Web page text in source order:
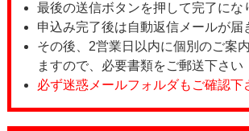
最後の送信ボタンを押して完了にな
申込み完了後は自動返信メールが届
その後、2営業日以内に個別のご案
ますので、必要書類をご郵送下さい
必ず迷惑メールフォルダもご確認下